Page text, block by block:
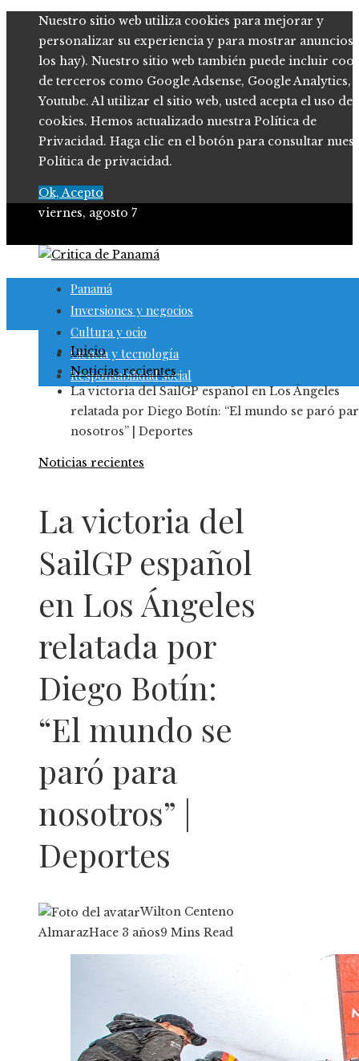
Nuestro sitio web utiliza cookies para mejorar y
personalizar su experiencia y para mostrar anuncios
los hay). Nuestro sitio web también puede incluir
de terceros como Google Adsense, Google Analytics,
Youtube. Al utilizar el sitio web, usted acepta el uso de
cookies. Hemos actualizado nuestra Política de
Privacidad. Haga clic en el botón para consultar
Política de privacidad.
Ok, Acepto
viernes, agosto 7
Panamá
Inversiones y negocios
Cultura y ocio
Ciencia y tecnología
Responsabilidad social
Inicio
Noticias recientes
La victoria del SailGP español en Los Ángeles
relatada por Diego Botín: “El mundo se paró
nosotros” | Deportes
Noticias recientes
La victoria del
SailGP español
en Los Ángeles
relatada por
Diego Botín:
“El mundo se
paró para
nosotros” |
Deportes
Wilton Centeno
AlmarazHace 3 años9 Mins Read